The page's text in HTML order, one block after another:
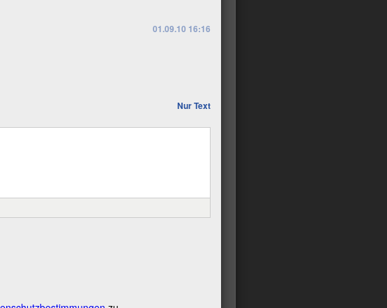
01.09.10 16:16
Nur Text